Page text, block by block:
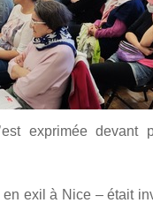
expri­mée
exil à Nice – était